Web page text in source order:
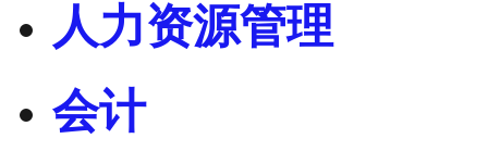
人力资源管理
会计